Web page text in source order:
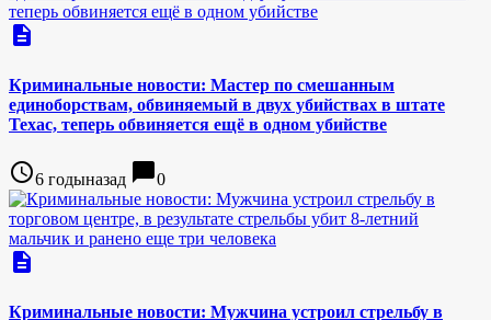
description
Криминальные новости: Мастер по смешанным
единоборствам, обвиняемый в двух убийствах в штате
Техас, теперь обвиняется ещё в одном убийстве
access_time6 годыназад chat_bubble0
description
Криминальные новости: Мужчина устроил стрельбу в